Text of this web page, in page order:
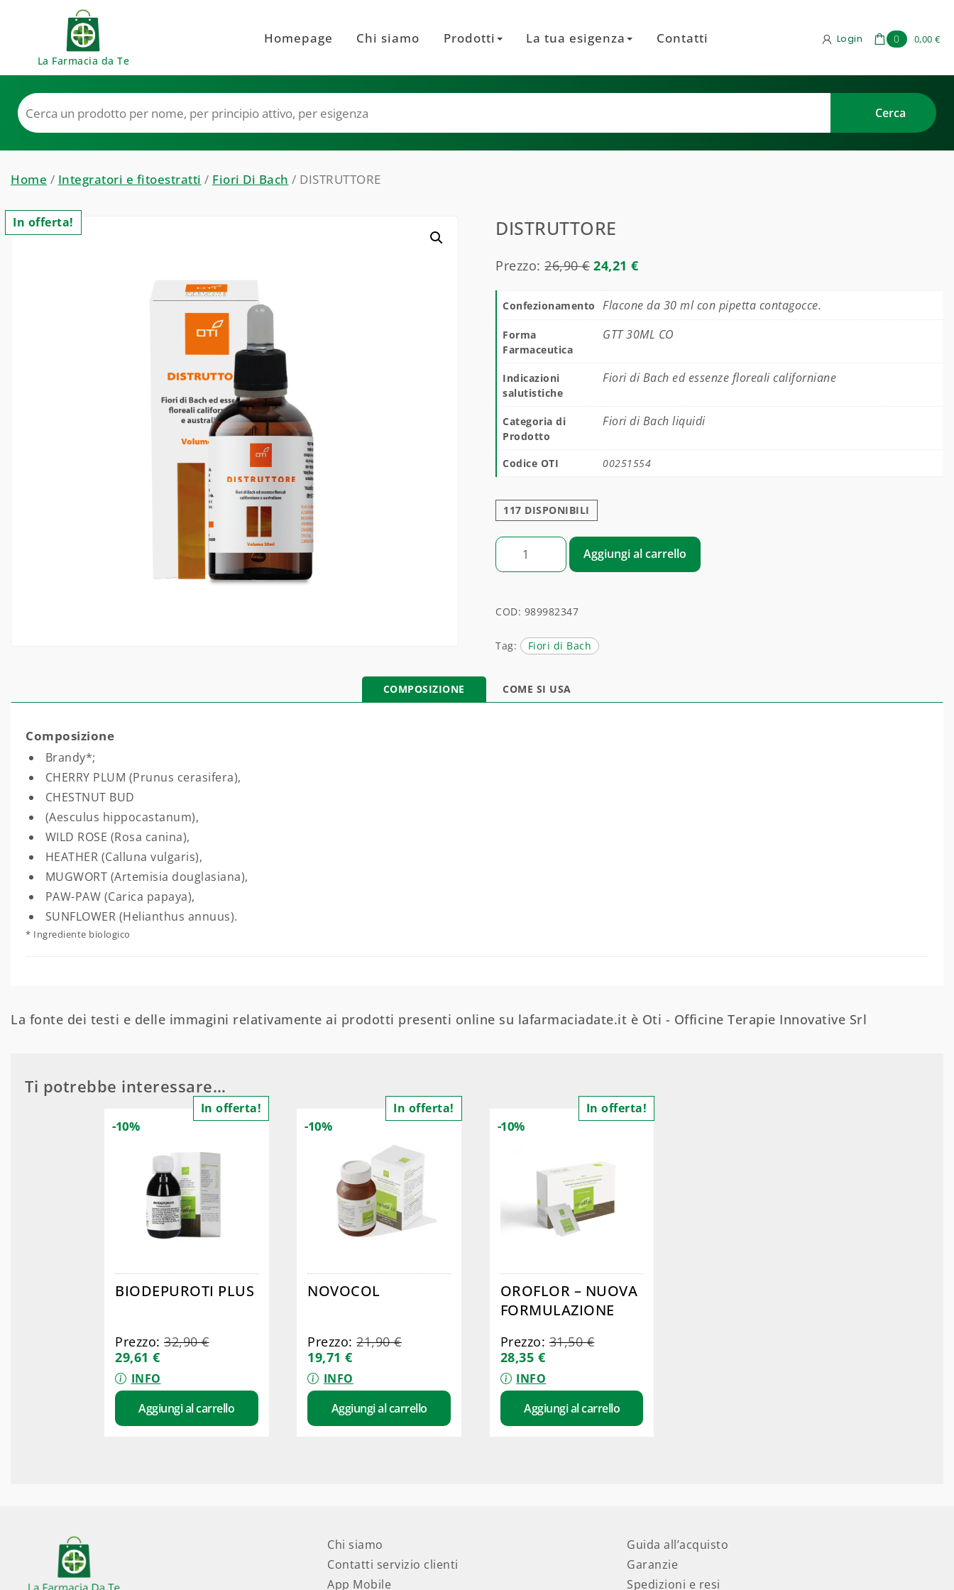
La Farmacia da Te
Homepage Chi siamo Prodotti La tua esigenza Contatti Login 0 0,00 €
Home / Integratori e fitoestratti / Fiori Di Bach / DISTRUTTORE
In offerta! DISTRUTTORE
Prezzo:26,90€ 24,21€
Confezionamento Flacone da 30 ml con pipetta contagocce.
Forma
Farmaceutica
GTT 30ML CO
Indicazioni
salutistiche
Fiori di Bach ed essenze floreali californiane
Categoria di
Prodotto
Fiori di Bach liquidi
Codice OTI 00251554
117 DISPONIBILI
DISTRUTTORE quantità
Aggiungi al carrello
COD: 989982347
Tag: Fiori di Bach
COMPOSIZIONE COME SI USA
Composizione
Brandy*;
CHERRY PLUM (Prunus cerasifera),
CHESTNUT BUD
(Aesculus hippocastanum),
WILD ROSE (Rosa canina),
HEATHER (Calluna vulgaris),
MUGWORT (Artemisia douglasiana),
PAW-PAW (Carica papaya),
SUNFLOWER (Helianthus annuus).
* Ingrediente biologico
La fonte dei testi e delle immagini relativamente ai prodotti presenti online su lafarmaciadate.it è Oti - Officine Terapie Innovative Srl
Ti potrebbe interessare…
BIODEPUROTI PLUS
Prezzo: 32,90€
29,61 €
INFO
Aggiungi al carrello
In offerta!
-10%
NOVOCOL
Prezzo:21,90€
19,71€
INFO
Aggiungi al carrello
In offerta!
-10%
OROFLOR – NUOVA
FORMULAZIONE
Prezzo:31,50€
28,35 €
INFO
Aggiungi al carrello
In offerta!
-10%
Chi siamo
Contatti servizio clienti
App Mobile
Guida all’acquisto
Garanzie
Spedizioni e resi